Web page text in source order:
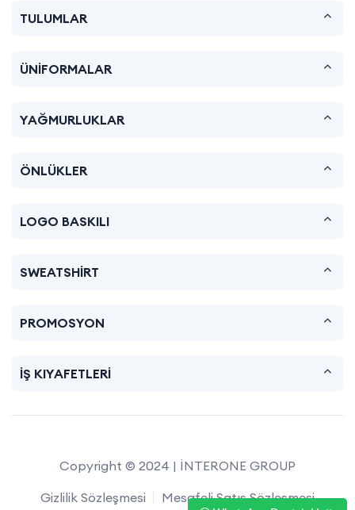
TULUMLAR
ÜNİFORMALAR
YAĞMURLUKLAR
ÖNLÜKLER
LOGO BASKILI
SWEATSHİRT
PROMOSYON
İŞ KIYAFETLERİ
Copyright © 2024 | İNTERONE GROUP
Gizlilik Sözleşmesi
Mesafeli Satış Sözleşmesi